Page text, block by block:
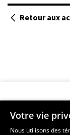
Retour aux
Faculté
Votre vie
Nous utilisons des